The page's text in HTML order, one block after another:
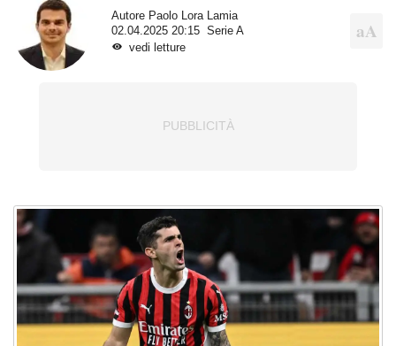
Autore Paolo Lora Lamia
02.04.2025 20:15
Serie A
vedi letture